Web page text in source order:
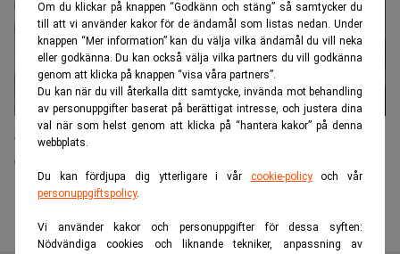
Om du klickar på knappen “Godkänn och stäng” så samtycker du
till att vi använder kakor för de ändamål som listas nedan. Under
knappen “Mer information” kan du välja vilka ändamål du vill neka
eller godkänna. Du kan också välja vilka partners du vill godkänna
genom att klicka på knappen “visa våra partners”.
Du kan när du vill återkalla ditt samtycke, invända mot behandling
av personuppgifter baserat på berättigat intresse, och justera dina
val när som helst genom att klicka på “hantera kakor” på denna
webbplats.
Du kan fördjupa dig ytterligare i vår cookie-policyoch vår
personuppgiftspolicy.
Vi använder kakor och personuppgifter för dessa syften:
Nödvändiga cookies och liknande tekniker, anpassning av
Skattebetalarna prisar finansveteran och motvalls-
entreprenör